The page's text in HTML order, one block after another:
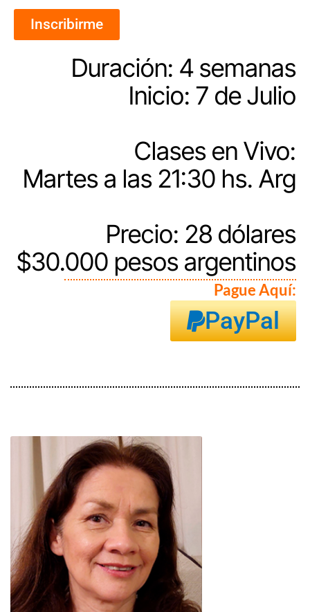
Inscribirme
Duración: 4 semanas
Inicio: 7 de Julio
Clases en Vivo:
Martes a las 21:30 hs. Arg
Precio: 28 dólares
$30.000 pesos argentinos
Pague Aquí:
PayPal